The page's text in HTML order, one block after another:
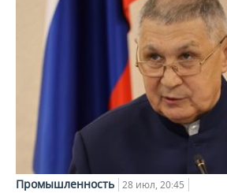
Промышленность 28 июл, 20:45